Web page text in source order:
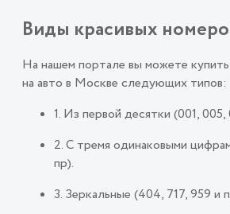
Виды красивых
На нашем портале вы можете
на авто в Москве следующих типов:
1. Из первой десятки (001,
2. С тремя одинаковыми
пр).
3. Зеркальные (404, 717, 959 и